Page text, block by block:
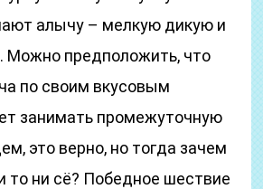
алычу – мелкую дикую и
Можно предположить, что
по своим вкусовым
занимать промежуточную
это верно, но тогда зачем
то ни сё? Победное шествие